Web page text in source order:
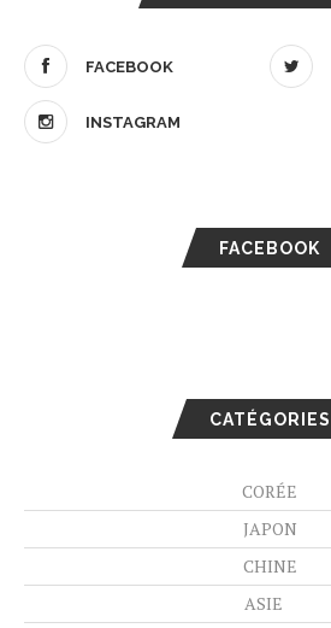
FACEBOOK
INSTAGRAM
FACEBOOK
CATÉGORIES
CORÉE
JAPON
CHINE
ASIE